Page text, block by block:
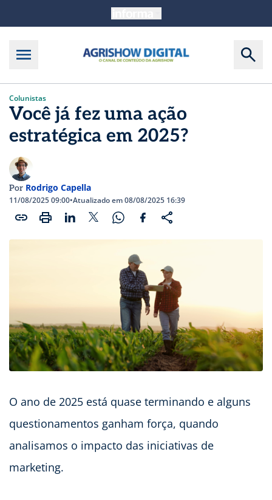
Colunistas
Você já fez uma ação
estratégica em 2025?
Por Rodrigo Capella
11/08/2025 09:00•Atualizado em 08/08/2025 16:39
O ano de 2025 está quase terminando e alguns
questionamentos ganham força, quando
analisamos o impacto das iniciativas de
marketing.